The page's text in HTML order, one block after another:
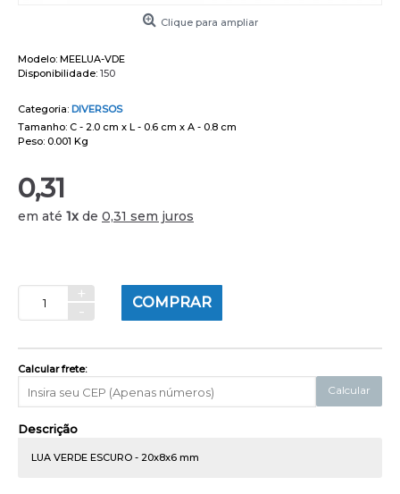
Clique para ampliar
Modelo: MEELUA-VDE
Disponibilidade: 150
Categoria: DIVERSOS
Tamanho: C - 2.0 cm x L - 0.6 cm x A - 0.8 cm
Peso: 0.001 Kg
0,31
em até 1x de 0,31 sem juros
+
-
COMPRAR
Calcular frete:
Calcular
Descrição
LUA VERDE ESCURO - 20x8x6 mm